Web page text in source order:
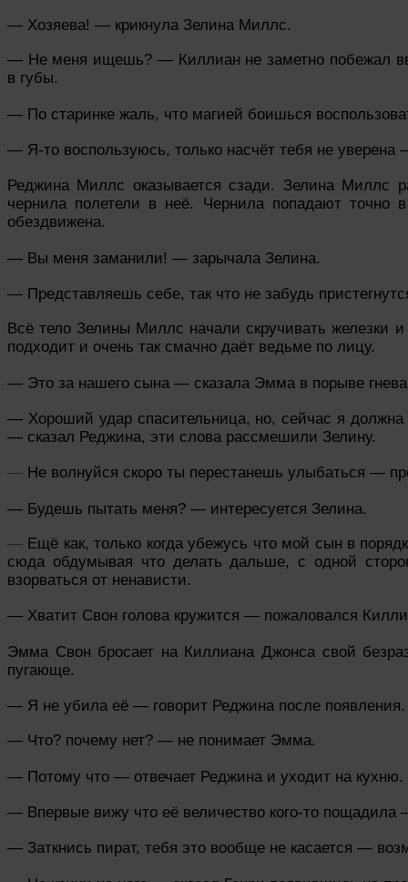
— Хозяева! — крикнула Зелина Миллс.
— Не меня ищешь? — Киллиан не заметно побежал
в губы.
— По старинке жаль, что магией боишься
— Я-то воспользуюсь, только насчёт тебя не
Реджина Миллс оказывается сзади. Зелина Миллс
чернила полетели в неё. Чернила попадают
обездвижена.
— Вы меня заманили! — зарычала Зелина.
— Представляешь себе, так что не забудь
Всё тело Зелины Миллс начали скручивать железки
подходит и очень так смачно даёт ведьме по лицу.
— Это за нашего сына — сказала Эмма в порыве
— Хороший удар спасительница, но, сейчас я должна
— сказал Реджина, эти слова рассмешили Зелину.
— Не волнуйся скоро ты перестанешь улыбаться —
— Будешь пытать меня? — интересуется Зелина.
— Ещё как, только когда убежусь что мой сын в
сюда обдумывая что делать дальше, с одной
взорваться от ненависти.
— Хватит Свон голова кружится — пожаловался
Эмма Свон бросает на Киллиана Джонса свой
пугающе.
— Я не убила её — говорит Реджина после появления.
— Что? почему нет? — не понимает Эмма.
— Потому что — отвечает Реджина и уходит на кухню.
— Впервые вижу что её величество кого-то пощадила
— Заткнись пират, тебя это вообще не касается —